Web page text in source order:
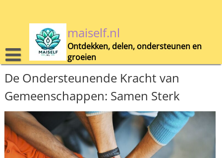
maiself.nl
Ontdekken, delen, ondersteunen en
groeien
De Ondersteunende Kracht van
Gemeenschappen: Samen Sterk